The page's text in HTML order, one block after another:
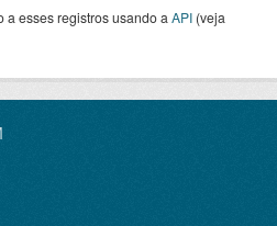
a esses registros usando a API (veja